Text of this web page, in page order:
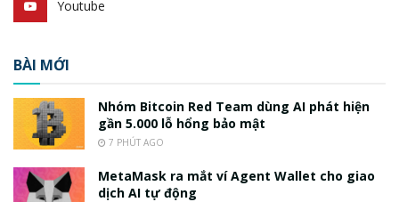
Youtube
BÀI MỚI
Nhóm Bitcoin Red Team dùng AI phát hiện
gần 5.000 lỗ hổng bảo mật
7 PHÚT AGO
MetaMask ra mắt ví Agent Wallet cho giao
dịch AI tự động